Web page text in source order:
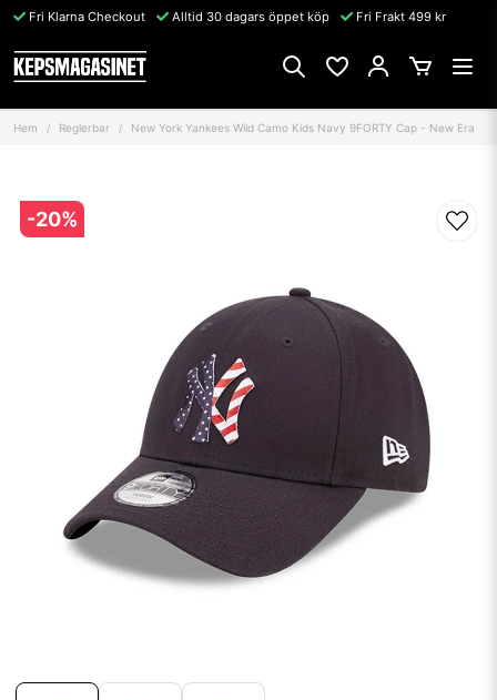
Fri Klarna Checkout Alltid 30 dagars öppet köp Fri Frakt 499 kr
Hem Reglerbar New York Yankees Wild Camo Kids Navy 9FORTY Cap - New Era
-20%